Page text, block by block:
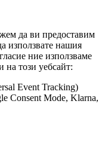
да ви предоставим
използвате нашия
ние използваме
на този уебсайт:
Event Tracking)
Consent Mode, Klarna,